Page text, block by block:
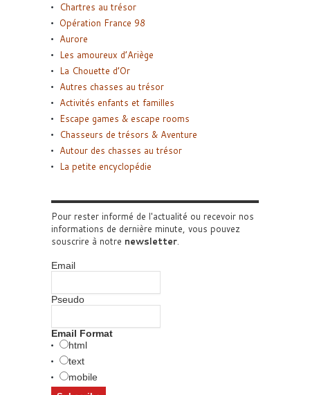
Chartres au trésor
Opération France 98
Aurore
Les amoureux d’Ariège
La Chouette d’Or
Autres chasses au trésor
Activités enfants et familles
Escape games & escape rooms
Chasseurs de trésors & Aventure
Autour des chasses au trésor
La petite encyclopédie
Pour rester informé de l'actualité ou recevoir nos
informations de dernière minute, vous pouvez
souscrire à notre newsletter.
Email
Pseudo
Email Format
html
text
mobile